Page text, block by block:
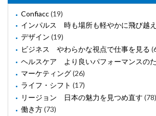
Confiacc(19)
インパルス 時も場所も軽やかに飛び越
デザイン (19)
ビジネス やわらかな視点で仕事を見る
ヘルスケア より良いパフォーマンスの
マーケティング(26)
ライフ・シフト (17)
リージョン 日本の魅力を見つめ直す (78)
働き方(73)